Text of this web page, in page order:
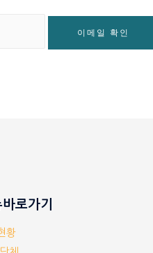
로가기
황